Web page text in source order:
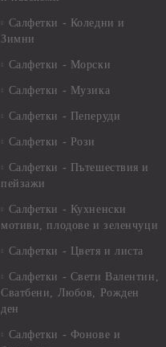
Салфетки - Коледни и
Зимни
Салфетки - Морски
Салфетки - Музика
Салфетки - Пеперуди
Салфетки - Рози
Салфетки - Пътешествия и
пейзажи
Салфетки - Кухненски
мотиви, плодове и зеленчуци
Салфетки - Цветя и листа
Салфетки - Свети Валентин,
Сватбени, Любов, Рожден
ден
Салфетки - Фонове и